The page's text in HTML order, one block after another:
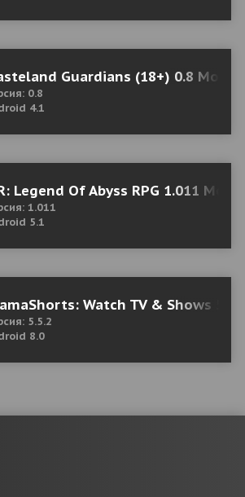
Guardians (18+) 0.8 Мод
0.8
4.1
Legend Of Abyss RPG 1.011 Mod
1.011
5.1
Watch TV & Shows
5.5.2
8.0